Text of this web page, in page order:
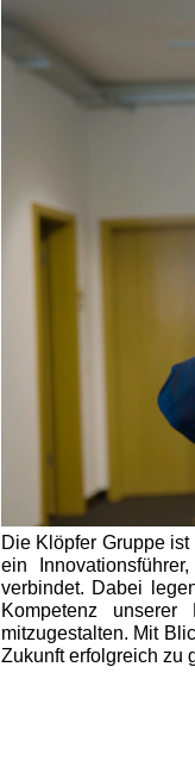
Die Klöpfer Gruppe
ein
verbindet. Dabei
Kompetenz
mitzugestalten. Mit
Zukunft erfolgreich zu